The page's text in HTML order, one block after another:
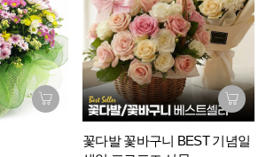
꽃다발 꽃바구니 BEST 기념일